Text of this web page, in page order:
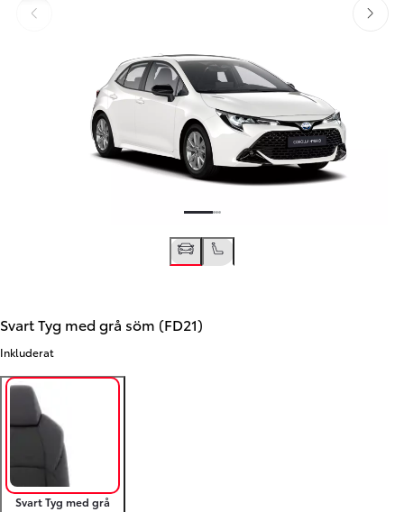
Föregående Nästa
Svart Tyg med grå söm (FD21)
Inkluderat
Svart Tyg med grå